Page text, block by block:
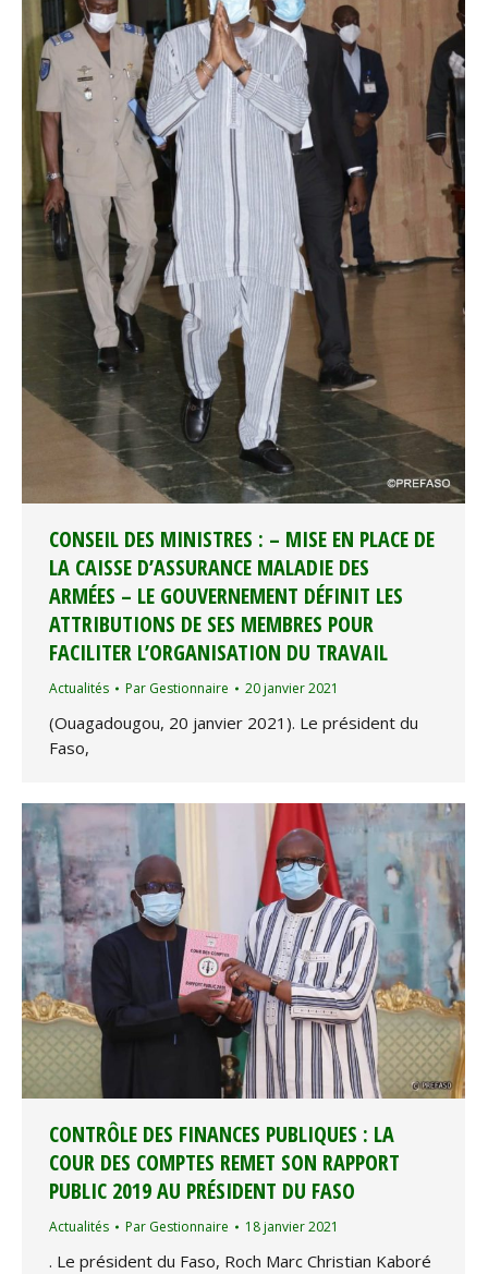
CONSEIL DES MINISTRES : – MISE EN PLACE DE
LA CAISSE D’ASSURANCE MALADIE DES
ARMÉES – LE GOUVERNEMENT DÉFINIT LES
ATTRIBUTIONS DE SES MEMBRES POUR
FACILITER L’ORGANISATION DU TRAVAIL
Actualités Par Gestionnaire 20 janvier 2021
(Ouagadougou, 20 janvier 2021). Le président du
Faso,
CONTRÔLE DES FINANCES PUBLIQUES : LA
COUR DES COMPTES REMET SON RAPPORT
PUBLIC 2019 AU PRÉSIDENT DU FASO
Actualités Par Gestionnaire 18 janvier 2021
. Le président du Faso, Roch Marc Christian Kaboré